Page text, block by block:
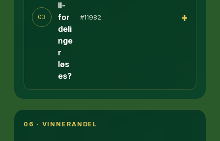
03
ll-
for
deli
nge
r
løs
es?
#11982 +
06 · VINNERANDEL